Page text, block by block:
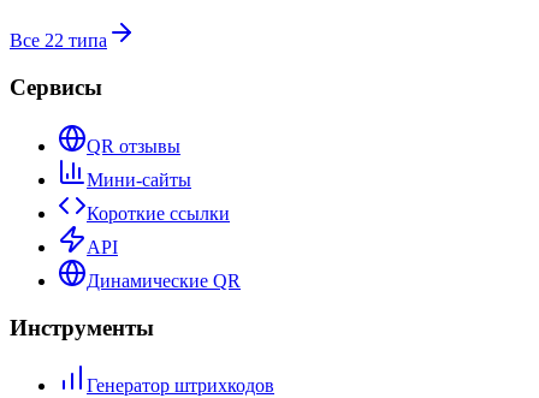
Все 22 типа
Сервисы
QR отзывы
Мини-сайты
Короткие ссылки
API
Динамические QR
Инструменты
Генератор штрихкодов